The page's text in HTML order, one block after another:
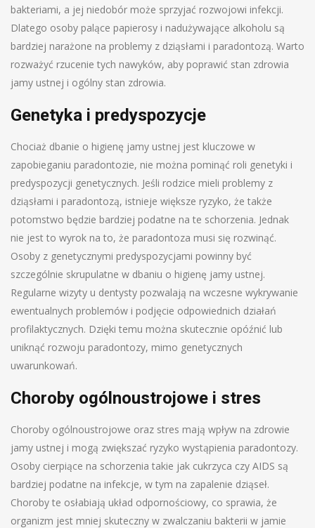
bakteriami, a jej niedobór może sprzyjać rozwojowi infekcji.
Dlatego osoby palące papierosy i nadużywające alkoholu są
bardziej narażone na problemy z dziąsłami i paradontozą. Warto
rozważyć rzucenie tych nawyków, aby poprawić stan zdrowia
jamy ustnej i ogólny stan zdrowia.
Genetyka i predyspozycje
Chociaż dbanie o higienę jamy ustnej jest kluczowe w
zapobieganiu paradontozie, nie można pominąć roli genetyki i
predyspozycji genetycznych. Jeśli rodzice mieli problemy z
dziąsłami i paradontozą, istnieje większe ryzyko, że także
potomstwo będzie bardziej podatne na te schorzenia. Jednak
nie jest to wyrok na to, że paradontoza musi się rozwinąć.
Osoby z genetycznymi predyspozycjami powinny być
szczególnie skrupulatne w dbaniu o higienę jamy ustnej.
Regularne wizyty u dentysty pozwalają na wczesne wykrywanie
ewentualnych problemów i podjęcie odpowiednich działań
profilaktycznych. Dzięki temu można skutecznie opóźnić lub
uniknąć rozwoju paradontozy, mimo genetycznych
uwarunkowań.
Choroby ogólnoustrojowe i stres
Choroby ogólnoustrojowe oraz stres mają wpływ na zdrowie
jamy ustnej i mogą zwiększać ryzyko wystąpienia paradontozy.
Osoby cierpiące na schorzenia takie jak cukrzyca czy AIDS są
bardziej podatne na infekcje, w tym na zapalenie dziąseł.
Choroby te osłabiają układ odpornościowy, co sprawia, że
organizm jest mniej skuteczny w zwalczaniu bakterii w jamie